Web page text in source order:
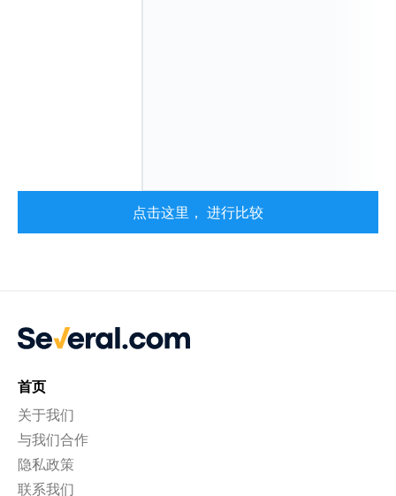
点击这里， 进行比较
首页
关于我们
与我们合作
隐私政策
联系我们